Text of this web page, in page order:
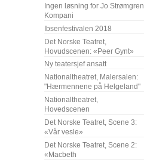
Ingen løsning for Jo Strømgren
Kompani
Ibsenfestivalen 2018
Det Norske Teatret,
Hovudscenen: «Peer Gynt»
Ny teatersjef ansatt
Nationaltheatret, Malersalen:
"Hærmennene på Helgeland"
Nationaltheatret,
Hovedscenen
Det Norske Teatret, Scene 3:
«Vår vesle»
Det Norske Teatret, Scene 2:
«Macbeth